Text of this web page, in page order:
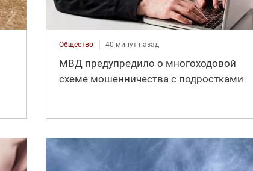
Общество 40 минут назад
МВД предупредило о многоходовой
схеме мошенничества с подростками